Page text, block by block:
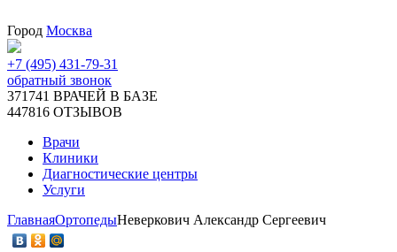
Город Москва
+7 (495) 431-79-31
обратный звонок
371741 ВРАЧЕЙ В БАЗЕ
447816 ОТЗЫВОВ
Врачи
Клиники
Диагностические центры
Услуги
ГлавнаяОртопедыНеверкович Александр Сергеевич